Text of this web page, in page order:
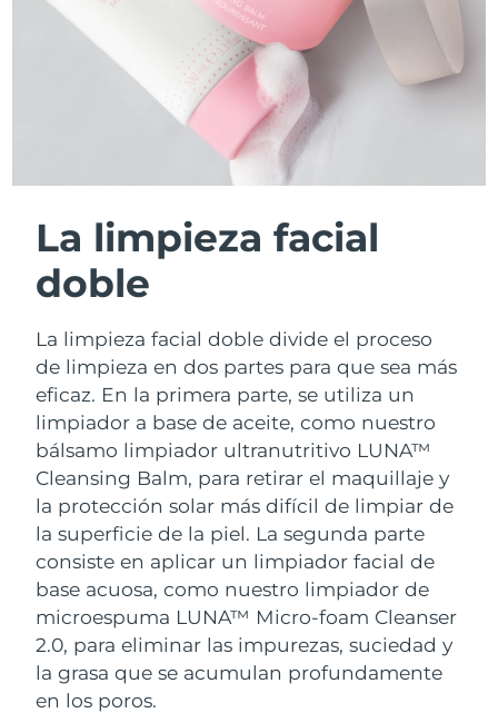
La limpieza facial
doble
La limpieza facial doble divide el proceso
de limpieza en dos partes para que sea más
eficaz. En la primera parte, se utiliza un
limpiador a base de aceite, como nuestro
bálsamo limpiador ultranutritivo LUNA™
Cleansing Balm, para retirar el maquillaje y
la protección solar más difícil de limpiar de
la superficie de la piel. La segunda parte
consiste en aplicar un limpiador facial de
base acuosa, como nuestro limpiador de
microespuma LUNA™ Micro-foam Cleanser
2.0, para eliminar las impurezas, suciedad y
la grasa que se acumulan profundamente
en los poros.